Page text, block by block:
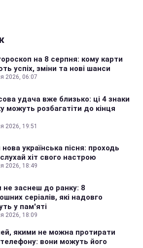
на 8 серпня: кому карти
успіх, зміни та нові шанси
2026, 06:07
удача вже близько: ці 4 знаки
можуть розбагатіти до кінця
2026, 19:51
українська пісня: проходь
хіт свого настрою
2026, 18:49
не заснеш до ранку: 8
серіалів, які надовго
у пам'яті
2026, 18:09
якими не можна протирати
вони можуть його